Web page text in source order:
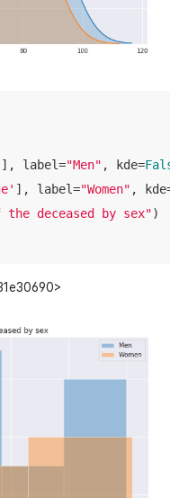
], label="Men" , kde=
], label="Women" ,
deceased by sex")